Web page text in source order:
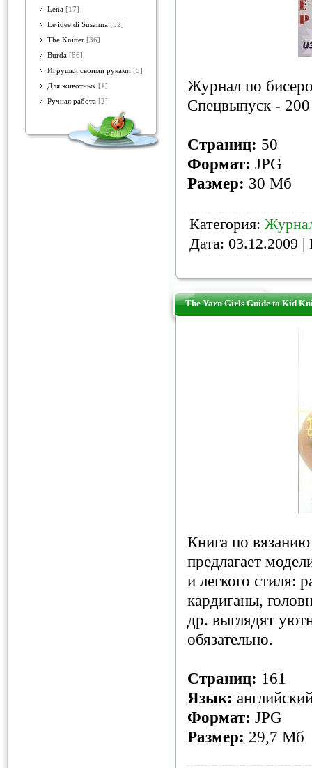
Lena [17]
Le idee di Susanna [52]
The Knitter [36]
Burda [86]
Игрушки своими руками [5]
Для животных [1]
Ручная работа [2]
Журнал по
Спецвыпуск -
Страниц: 50
Формат: JPG
Размер: 30 Мб
Категория:
Дата: 03.12.2009 |
The Yarn Girls Guide to Kid
Книга по
предлагает
и легкого стиля:
кардиганы,
др. выглядят
обязательно.
Страниц: 161
Язык:
Формат: JPG
Размер: 29,7 Мб